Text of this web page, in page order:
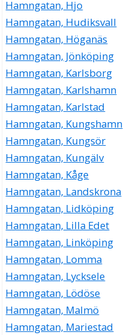
Hamngatan, Hjo
Hamngatan, Hudiksvall
Hamngatan, Höganäs
Hamngatan, Jönköping
Hamngatan, Karlsborg
Hamngatan, Karlshamn
Hamngatan, Karlstad
Hamngatan, Kungshamn
Hamngatan, Kungsör
Hamngatan, Kungälv
Hamngatan, Kåge
Hamngatan, Landskrona
Hamngatan, Lidköping
Hamngatan, Lilla Edet
Hamngatan, Linköping
Hamngatan, Lomma
Hamngatan, Lycksele
Hamngatan, Lödöse
Hamngatan, Malmö
Hamngatan, Mariestad